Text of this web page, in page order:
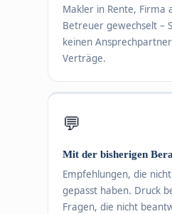
Makler in Rente, Firma
Betreuer gewechselt –
keinen
Verträge.
💬
Mit der bisherigen
Empfehlungen, die
gepasst haben. Druck
Fragen, die nicht